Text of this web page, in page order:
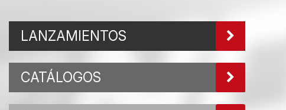
LANZAMIENTOS
CATÁLOGOS